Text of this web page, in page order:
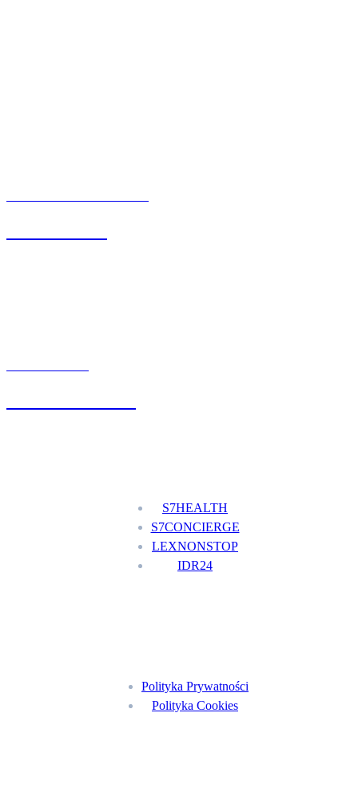
S7HEALTH
S7CONCIERGE
LEXNONSTOP
IDR24
Polityka Prywatności
Polityka Cookies